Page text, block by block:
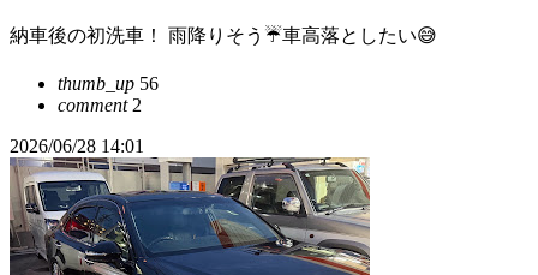
納車後の初洗車！ 雨降りそう☔車高落としたい😅
thumb_up 56
comment2
2026/06/28 14:01